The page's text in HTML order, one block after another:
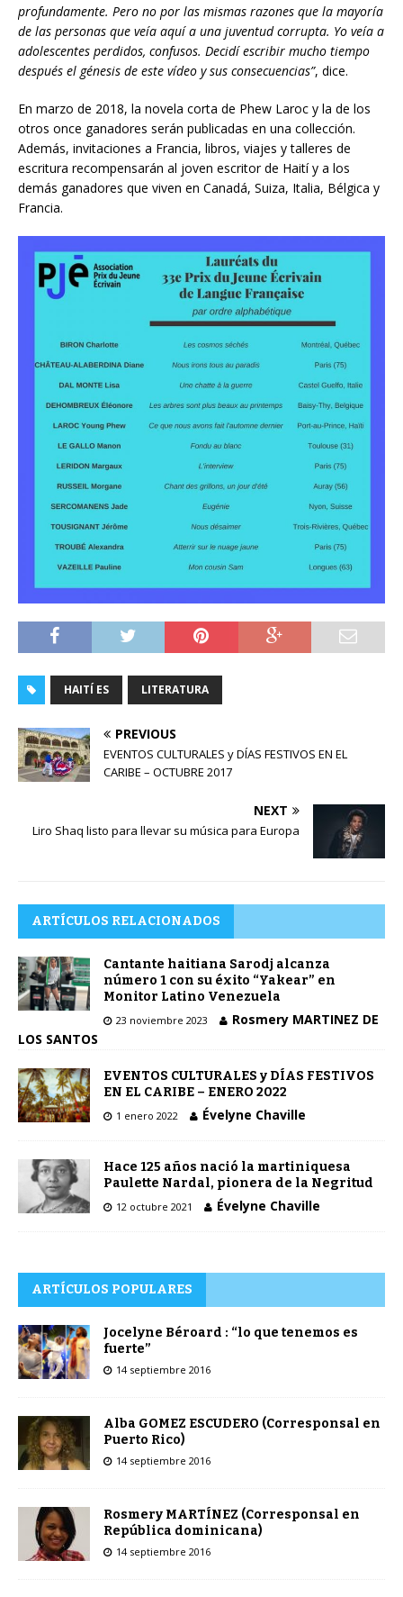
profundamente. Pero no por las mismas razones que la mayoría
de las personas que veía aquía una juventud corrupta. Yo veía a
adolescentes perdidos, confusos. Decidíescribir mucho tiempo
después el génesis de este vídeo y sus consecuencias”, dice.
En marzo de 2018, la novela corta de Phew Laroc y la de los
otros once ganadores serán publicadas en una collección.
Además, invitaciones a Francia, libros, viajes y talleres de
escritura recompensarán al joven escritor de Haití y a los
demás ganadores que viven en Canadá, Suiza, Italia, Bélgica y
Francia.
HAITÍ ES LITERATURA
PREVIOUS
EVENTOS CULTURALES y DÍAS FESTIVOS EN EL
CARIBE – OCTUBRE 2017
NEXT
Liro Shaq listo para llevar su música para Europa
ARTÍCULOS RELACIONADOS
Cantante haitiana Sarodj alcanza
número 1 con su éxito “Yakear” en
Monitor Latino Venezuela
23 noviembre 2023
Rosmery MARTINEZ DE
LOS SANTOS
EVENTOS CULTURALES y DÍAS FESTIVOS
EN EL CARIBE – ENERO 2022
1 enero 2022 Évelyne Chaville
Hace 125 años nació la martiniquesa
Paulette Nardal, pionera de la Negritud
12 octubre 2021 Évelyne Chaville
ARTÍCULOS POPULARES
Jocelyne Béroard : “lo que tenemos es
fuerte”
14 septiembre 2016
Alba GOMEZ ESCUDERO (Corresponsal en
Puerto Rico)
14 septiembre 2016
Rosmery MARTÍNEZ (Corresponsal en
República dominicana)
14 septiembre 2016